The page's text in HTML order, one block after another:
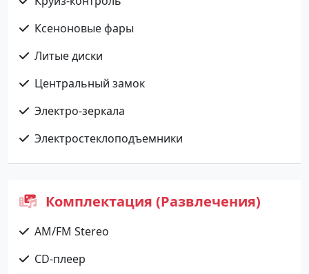
Ксеноновые фары
Литые диски
Центральный замок
Электро-зеркала
Электростеклоподъемники
Комплектация (Развлечения)
AM/FM Stereo
CD-плеер